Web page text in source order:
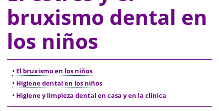
bruxismo dental en
los niños
• El bruxismo en los niños
• Higiene dental en los niños
• Higiene y limpieza dental en casa y en la clínica